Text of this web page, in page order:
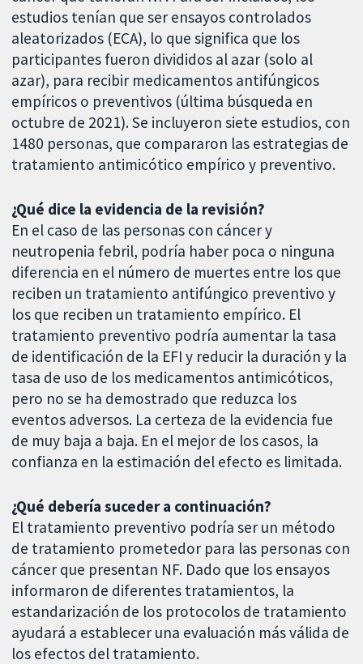
estudios tenían que ser ensayos controlados
aleatorizados (ECA), lo que significa que los
participantes fueron divididos al azar (solo al
azar), para recibir medicamentos antifúngicos
empíricos o preventivos (última búsqueda en
octubre de 2021). Se incluyeron siete estudios, con
1480 personas, que compararon las estrategias de
tratamiento antimicótico empírico y preventivo.
¿Qué dice la evidencia de la revisión?
En el caso de las personas con cáncer y
neutropenia febril, podría haber poca o ninguna
diferencia en el número de muertes entre los que
reciben un tratamiento antifúngico preventivo y
los que reciben un tratamiento empírico. El
tratamiento preventivo podría aumentar la tasa
de identificación de la EFI y reducir la duración y la
tasa de uso de los medicamentos antimicóticos,
pero no se ha demostrado que reduzca los
eventos adversos. La certeza de la evidencia fue
de muy baja a baja. En el mejor de los casos, la
confianza en la estimación del efecto es limitada.
¿Qué debería suceder a continuación?
El tratamiento preventivo podría ser un método
de tratamiento prometedor para las personas con
cáncer que presentan NF. Dado que los ensayos
informaron de diferentes tratamientos, la
estandarización de los protocolos de tratamiento
ayudará a establecer una evaluación más válida de
los efectos del tratamiento.